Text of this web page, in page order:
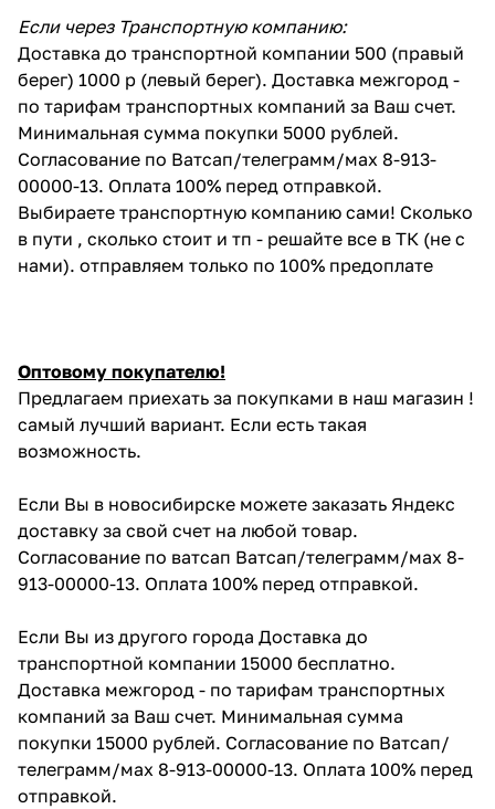
Если через Транспортную компанию:
Доставка до транспортной компании 500 (правый
берег) 1000 р (левый берег). Доставка межгород -
по тарифам транспортных компаний за Ваш счет.
Минимальная сумма покупки 5000 рублей.
Согласование по Ватсап/телеграмм/мах 8-913-
00000-13. Оплата 100% перед отправкой.
Выбираете транспортную компанию сами! Сколько
в пути , сколько стоит и тп - решайте все в ТК (не с
нами). отправляем только по 100% предоплате
Оптовому покупателю!
Предлагаем приехать за покупками в наш магазин !
самый лучший вариант. Если есть такая
возможность.
Если Вы в новосибирске можете заказать Яндекс
доставку за свой счет на любой товар.
Согласование по ватсап Ватсап/телеграмм/мах 8-
913-00000-13. Оплата 100% перед отправкой.
Если Вы из другого города Доставка до
транспортной компании 15000 бесплатно.
Доставка межгород - по тарифам транспортных
компаний за Ваш счет. Минимальная сумма
покупки 15000 рублей. Согласование по Ватсап/
телеграмм/мах 8-913-00000-13. Оплата 100% перед
отправкой.